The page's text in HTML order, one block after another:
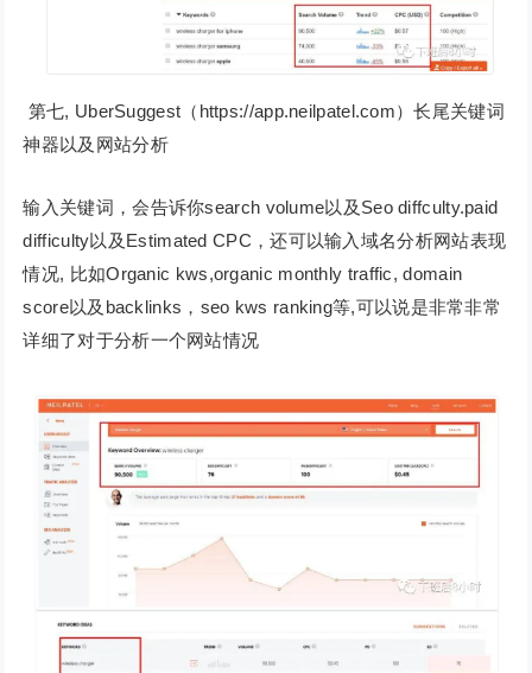
第七, UberSuggest（https://app.neilpatel.com）长尾关键词
神器以及网站分析
输入关键词，会告诉你search volume以及Seo diffculty.paid
difficulty以及Estimated CPC，还可以输入域名分析网站表现
情况, 比如Organic kws,organic monthly traffic, domain
score以及backlinks，seo kws ranking等,可以说是非常非常
详细了对于分析一个网站情况